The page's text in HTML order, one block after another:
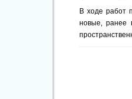
В ходе работ
новые, ранее